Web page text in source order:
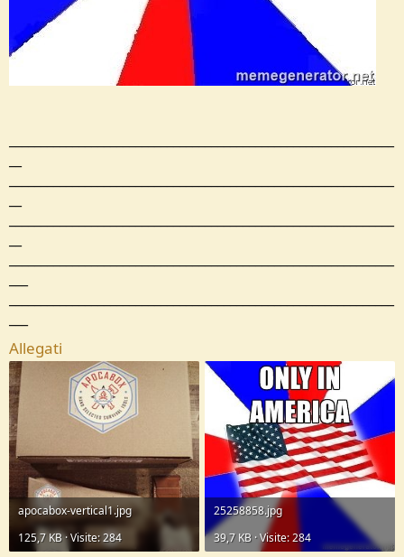
Allegati
apocabox-vertical1.jpg
125,7 KB · Visite: 284
25258858.jpg
39,7 KB · Visite: 284